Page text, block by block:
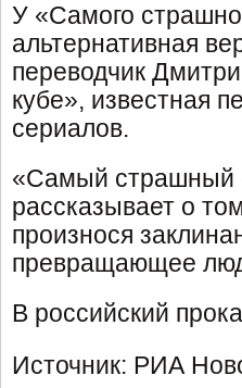
У «Самого
альтернативная
переводчик
кубе», известная
сериалов.
«Самый страшный
рассказывает о
произнося
превращающее
В российский
Источник: РИА